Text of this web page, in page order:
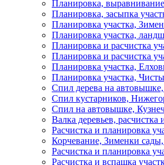
Планировка,
Планировка, засыпка
Планировка участка,
Планировка участка,
Планировка и расчистка
Планировка и расчистка
Планировка участка,
Планировка участка,
Спил дерева на
Спил кустарников,
Спил на автовышке,
Валка деревьев,
Расчистка и планировка
Корчевание, Зименки
Расчистка и планировка
Расчистка и вспашка